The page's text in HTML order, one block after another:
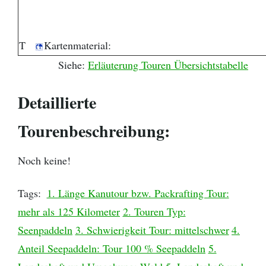
T
Kartenmaterial:
Siehe: Erläuterung Touren Übersichtstabelle
Detaillierte
Tourenbeschreibung:
Noch keine!
Tags: 1. Länge Kanutour bzw. Packrafting Tour:
mehr als 125 Kilometer 2. Touren Typ:
Seenpaddeln 3. Schwierigkeit Tour: mittelschwer4.
Anteil Seepaddeln: Tour 100 % Seepaddeln 5.